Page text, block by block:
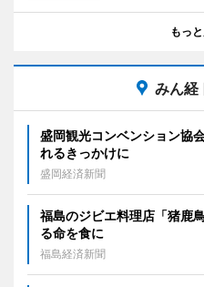
もっ
みん経
盛岡観光コンベンション協
れるきっかけに
盛岡経済新聞
福島のジビエ料理店「猪鹿
る命を食に
福島経済新聞